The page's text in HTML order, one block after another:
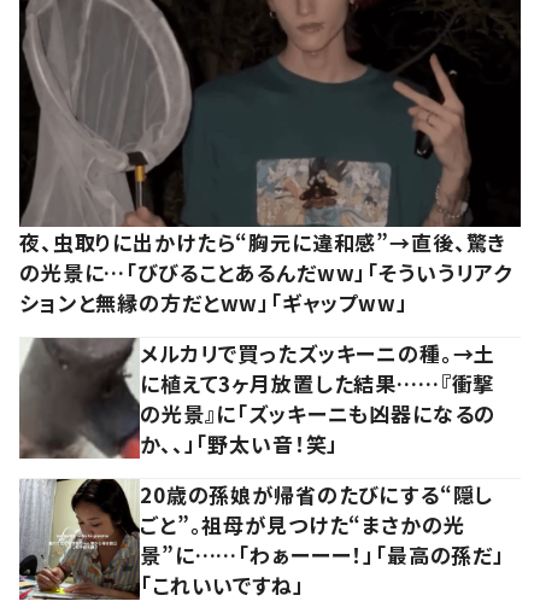
夜、虫取りに出かけたら“胸元に違和感”→直後、驚き
の光景に…「びびることあるんだww」「そういうリアク
ションと無縁の方だとww」「ギャップww」
メルカリで買ったズッキーニの種。→土
に植えて3ヶ月放置した結果……『衝撃
の光景』に「ズッキーニも凶器になるの
か、、」「野太い音！笑」
20歳の孫娘が帰省のたびにする“隠し
ごと”。祖母が見つけた“まさかの光
景”に……「わぁーーー！」「最高の孫だ」
「これいいですね」